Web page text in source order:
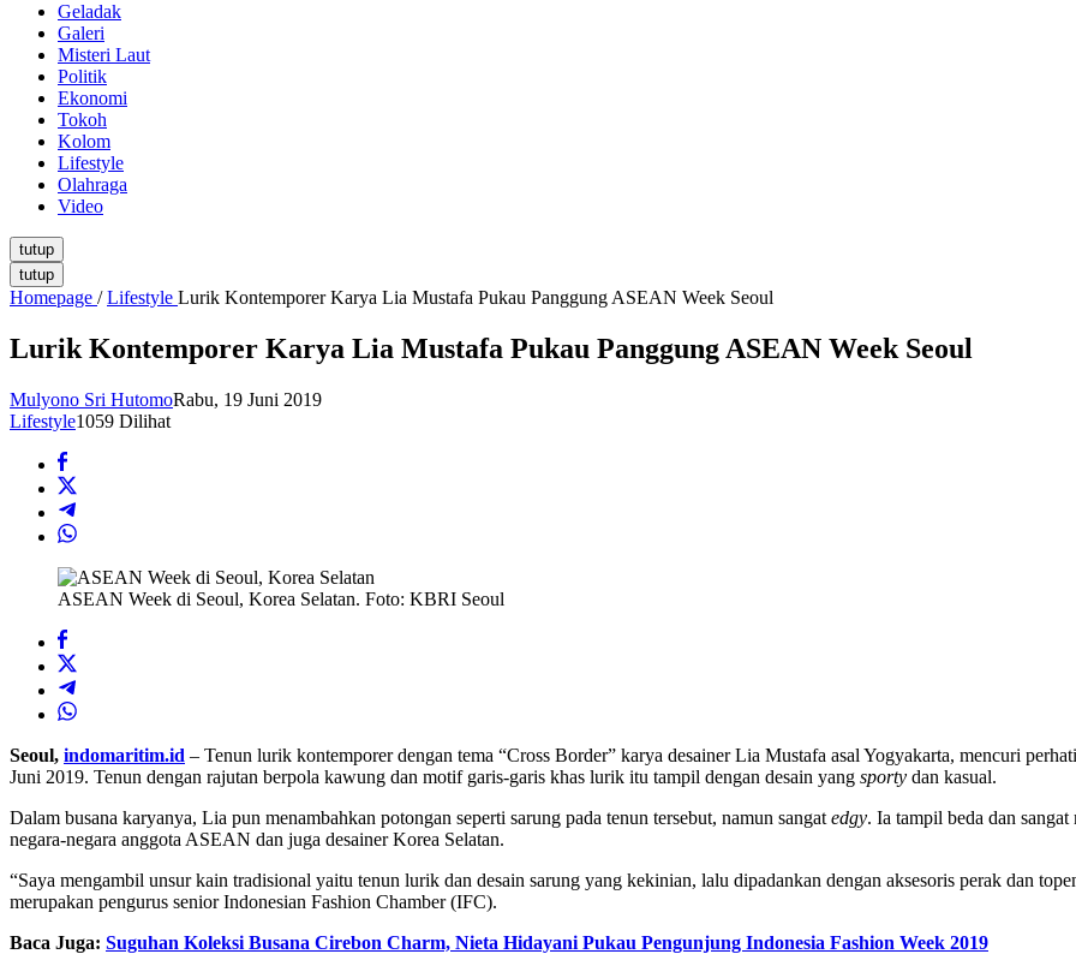
Geladak
Galeri
Misteri Laut
Politik
Ekonomi
Tokoh
Kolom
Lifestyle
Olahraga
Video
tutup
tutup
Homepage / Lifestyle Lurik Kontemporer Karya Lia Mustafa Pukau Panggung ASEAN Week Seoul
Lurik Kontemporer Karya Lia Mustafa Pukau Panggung ASEAN Week Seoul
Mulyono Sri HutomoRabu, 19 Juni 2019
Lifestyle1059 Dilihat
ASEAN Week di Seoul, Korea Selatan. Foto: KBRI Seoul
Seoul, indomaritim.id – Tenun lurik kontemporer dengan tema “Cross Border” karya desainer Lia Mustafa asal Yogyakarta, mencuri
Juni 2019. Tenun dengan rajutan berpola kawung dan motif garis-garis khas lurik itu tampil dengan desain yang sporty dan kasual.
Dalam busana karyanya, Lia pun menambahkan potongan seperti sarung pada tenun tersebut, namun sangat edgy. Ia tampil beda dan
negara-negara anggota ASEAN dan juga desainer Korea Selatan.
“Saya mengambil unsur kain tradisional yaitu tenun lurik dan desain sarung yang kekinian, lalu dipadankan dengan aksesoris perak dan
merupakan pengurus senior Indonesian Fashion Chamber (IFC).
Baca Juga: Suguhan Koleksi Busana Cirebon Charm, Nieta Hidayani Pukau Pengunjung Indonesia Fashion Week 2019